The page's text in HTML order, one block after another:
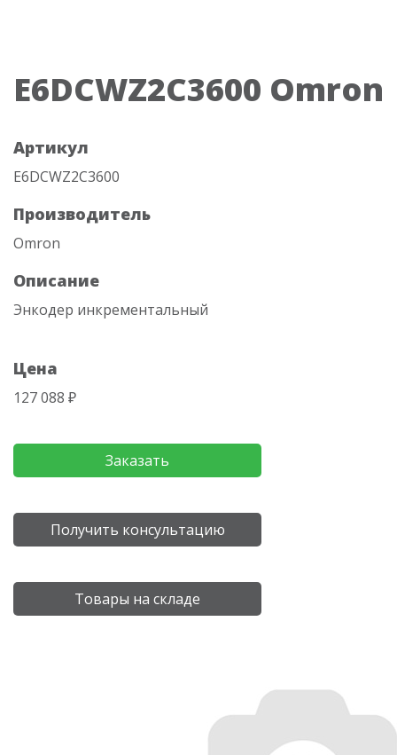
E6DCWZ2C3600 Omron
Артикул
E6DCWZ2C3600
Производитель
Omron
Описание
Энкодер инкрементальный
Цена
127 088 ₽
Заказать
Получить консультацию
Товары на складе